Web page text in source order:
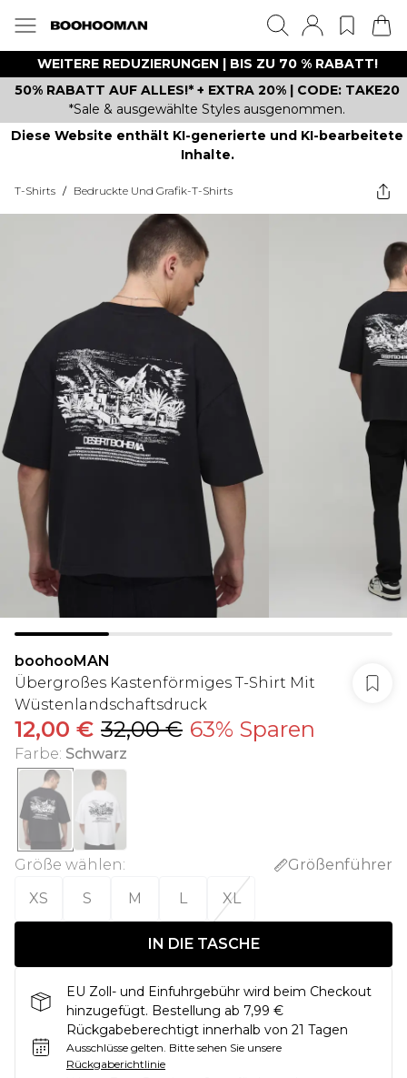
WEITERE REDUZIERUNGEN | BIS ZU 70 % RABATT!
50% RABATT AUF ALLES!* + EXTRA 20% | CODE: TAKE20
*Sale & ausgewählte Styles ausgenommen.
Diese Website enthält KI-generierte und KI-bearbeitete
Inhalte.
T-Shirts / Bedruckte Und Grafik-T-Shirts
boohooMAN
Übergroßes Kastenförmiges T-Shirt Mit
Wüstenlandschaftsdruck
12,00 € 32,00 € 63% Sparen
Farbe: Schwarz
Größe wählen:
Größenführer
XS
S M L XL
IN DIE TASCHE
EU Zoll- und Einfuhrgebühr wird beim Checkout
hinzugefügt. Bestellung ab 7,99 €
Rückgabeberechtigt innerhalb von 21 Tagen
Ausschlüsse gelten. Bitte sehen Sie unsere
Rückgaberichtlinie